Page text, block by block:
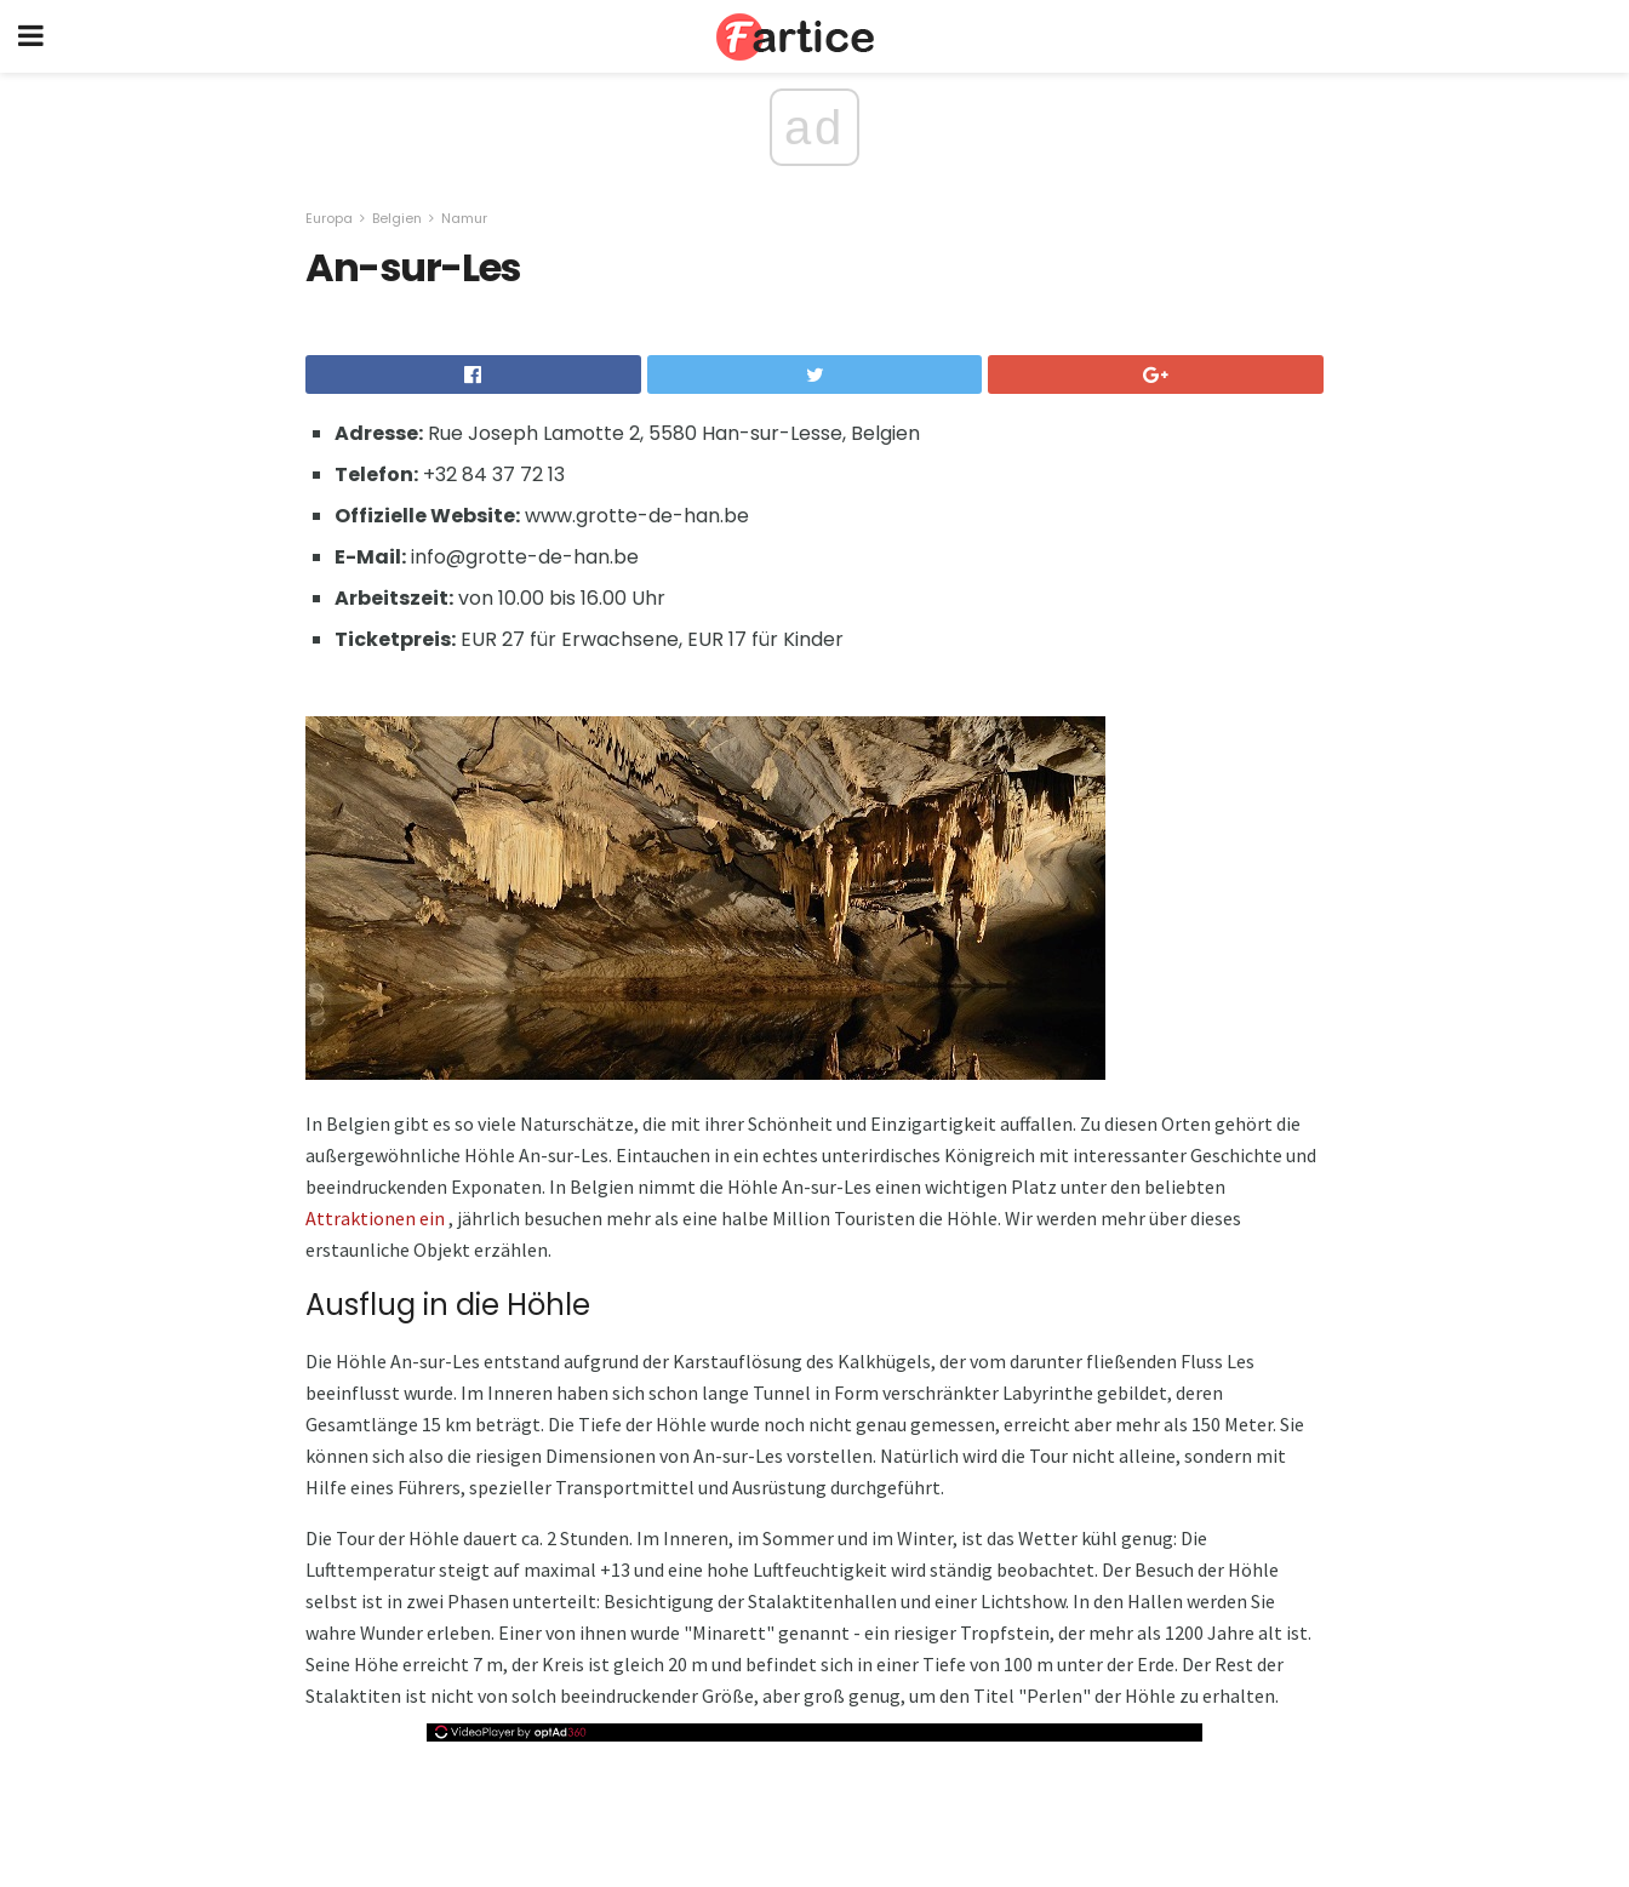
ad
Europa Belgien Namur
An-sur-Les
Adresse: Rue Joseph Lamotte 2, 5580 Han-sur-Lesse, Belgien
Telefon: +32 84 37 72 13
Offizielle Website:www.grotte-de-han.be
E-Mail:info@grotte-de-han.be
Arbeitszeit:von 10.00 bis 16.00 Uhr
Ticketpreis: EUR 27 für Erwachsene, EUR 17 für Kinder
In Belgien gibt es so viele Naturschätze, die mit ihrer Schönheit und Einzigartigkeit auffallen. Zu diesen Orten gehört die
außergewöhnliche Höhle An-sur-Les. Eintauchen in ein echtes unterirdisches Königreich mit interessanter Geschichte und
beeindruckenden Exponaten. In Belgien nimmt die Höhle An-sur-Les einen wichtigen Platz unter den beliebten
Attraktionen ein , jährlich besuchen mehr als eine halbe Million Touristen die Höhle. Wir werden mehr über dieses
erstaunliche Objekt erzählen.
Ausflug in die Höhle
Die Höhle An-sur-Les entstand aufgrund der Karstauflösung des Kalkhügels, der vom darunter fließenden Fluss Les
beeinflusst wurde. Im Inneren haben sich schon lange Tunnel in Form verschränkter Labyrinthe gebildet, deren
Gesamtlänge 15 km beträgt. Die Tiefe der Höhle wurde noch nicht genau gemessen, erreicht aber mehr als 150 Meter. Sie
können sich also die riesigen Dimensionen von An-sur-Les vorstellen. Natürlich wird die Tour nicht alleine, sondern mit
Hilfe eines Führers, spezieller Transportmittel und Ausrüstung durchgeführt.
Die Tour der Höhle dauert ca. 2 Stunden. Im Inneren, im Sommer und im Winter, ist das Wetter kühl genug: Die
Lufttemperatur steigt auf maximal +13 und eine hohe Luftfeuchtigkeit wird ständig beobachtet. Der Besuch der Höhle
selbst ist in zwei Phasen unterteilt: Besichtigung der Stalaktitenhallen und einer Lichtshow. In den Hallen werden Sie
wahre Wunder erleben. Einer von ihnen wurde "Minarett" genannt - ein riesiger Tropfstein, der mehr als 1200 Jahre alt ist.
Seine Höhe erreicht 7 m, der Kreis ist gleich 20 m und befindet sich in einer Tiefe von 100 m unter der Erde. Der Rest der
Stalaktiten ist nicht von solch beeindruckender Größe, aber groß genug, um den Titel "Perlen" der Höhle zu erhalten.